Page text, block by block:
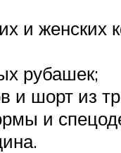
и женских
рубашек;
и шорт из
и